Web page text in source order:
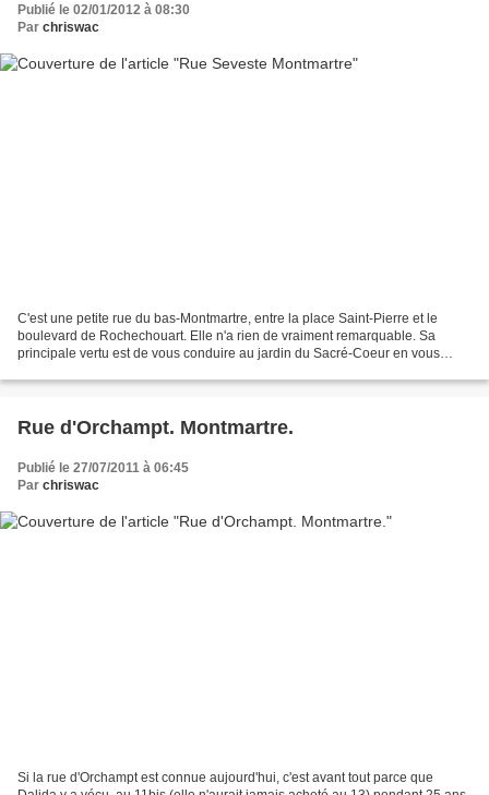
Publié le 02/01/2012 à 08:30
Par chriswac
C'est une petite rue du bas-Montmartre, entre la place Saint-Pierre et le
boulevard de Rochechouart. Elle n'a rien de vraiment remarquable. Sa
principale vertu est de vous conduire au jardin du Sacré-Coeur en vous
Rue d'Orchampt. Montmartre.
Publié le 27/07/2011 à 06:45
Par chriswac
Si la rue d'Orchampt est connue aujourd'hui, c'est avant tout parce que